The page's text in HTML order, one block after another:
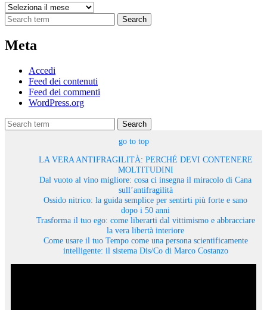
Archivi
Search
Meta
Accedi
Feed dei contenuti
Feed dei commenti
WordPress.org
Search
go to top
LA VERA ANTIFRAGILITÀ: PERCHÉ DEVI CONTENERE
MOLTITUDINI
Dal vuoto al vino migliore: cosa ci insegna il miracolo di Cana
sull’antifragilità
Ossido nitrico: la guida semplice per sentirti più forte e sano
dopo i 50 anni
Trasforma il tuo ego: come liberarti dal vittimismo e abbracciare
la vera libertà interiore
Come usare il tuo Tempo come una persona scientificamente
intelligente: il sistema Dis/Co di Marco Costanzo